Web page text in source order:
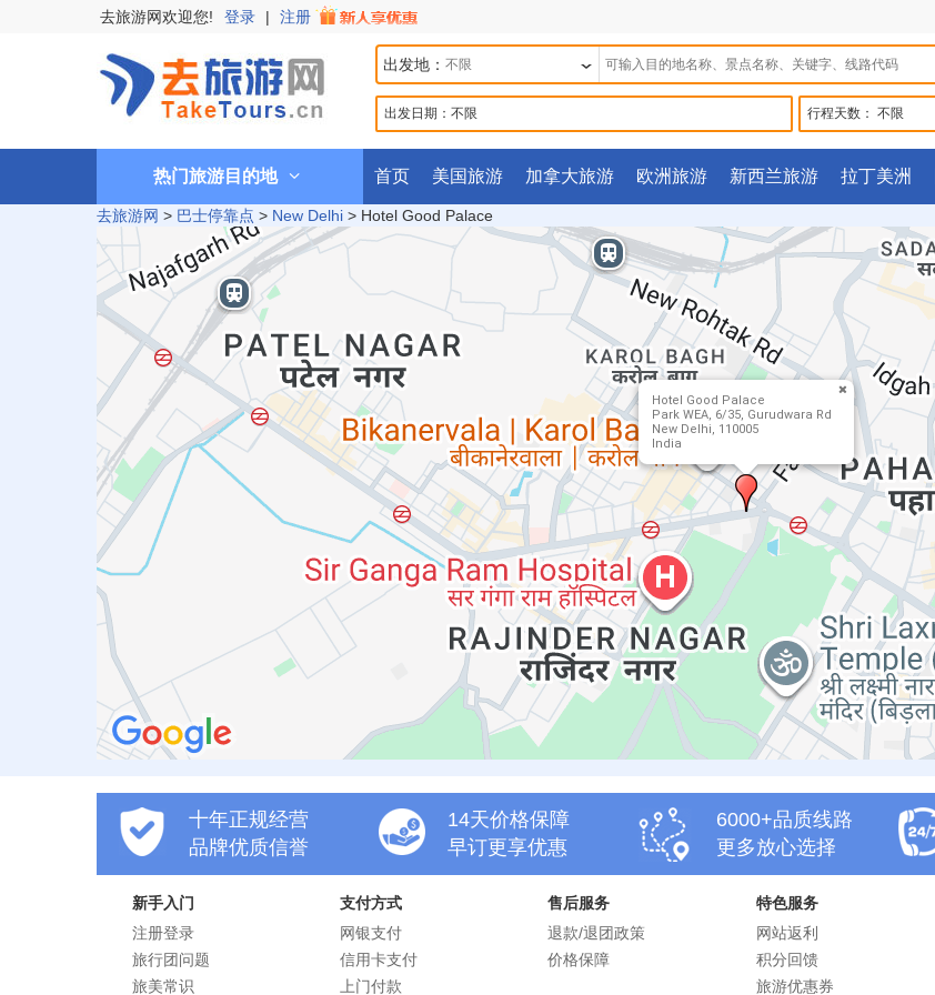
去旅游网欢迎您! 登录 | 注册
出发地：
出发日期： 不限 行程天数： 不限
热门旅游目的地 首页 美国旅游 加拿大旅游 欧洲旅游 新西兰旅游 拉丁美洲
去旅游网 > 巴士停靠点 > New Delhi > Hotel Good Palace
Hotel Good Palace
Park WEA, 6/35, Gurudwara Rd
New Delhi, 110005
India
十年正规经营
品牌优质信誉
14天价格保障
早订更享优惠
6000+品质线路
更多放心选择
新手入门
注册登录
旅行团问题
旅美常识
支付方式
网银支付
信用卡支付
上门付款
售后服务
退款/退团政策
价格保障
特色服务
网站返利
积分回馈
旅游优惠券